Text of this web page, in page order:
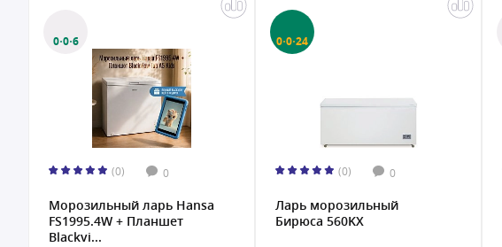
0·0·6
(0) 0
Морозильный ларь Hansa
FS1995.4W + Планшет
Blackvi...
0·0·24
(0) 0
Ларь морозильный
Бирюса 560KX